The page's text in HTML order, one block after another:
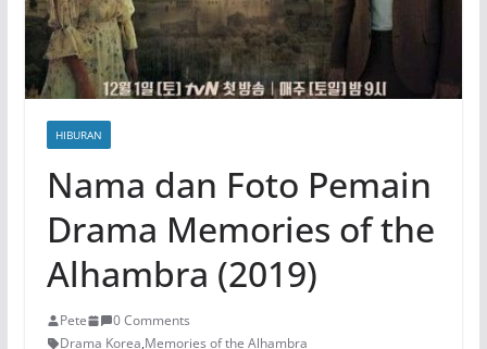
HIBURAN
Nama dan Foto Pemain
Drama Memories of the
Alhambra (2019)
Pete
0 Comments
Drama Korea,Memories of the Alhambra